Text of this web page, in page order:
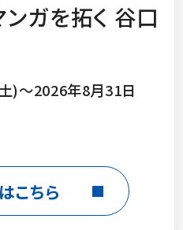
ンガを拓く 谷口
)～2026年8月31日
こちら